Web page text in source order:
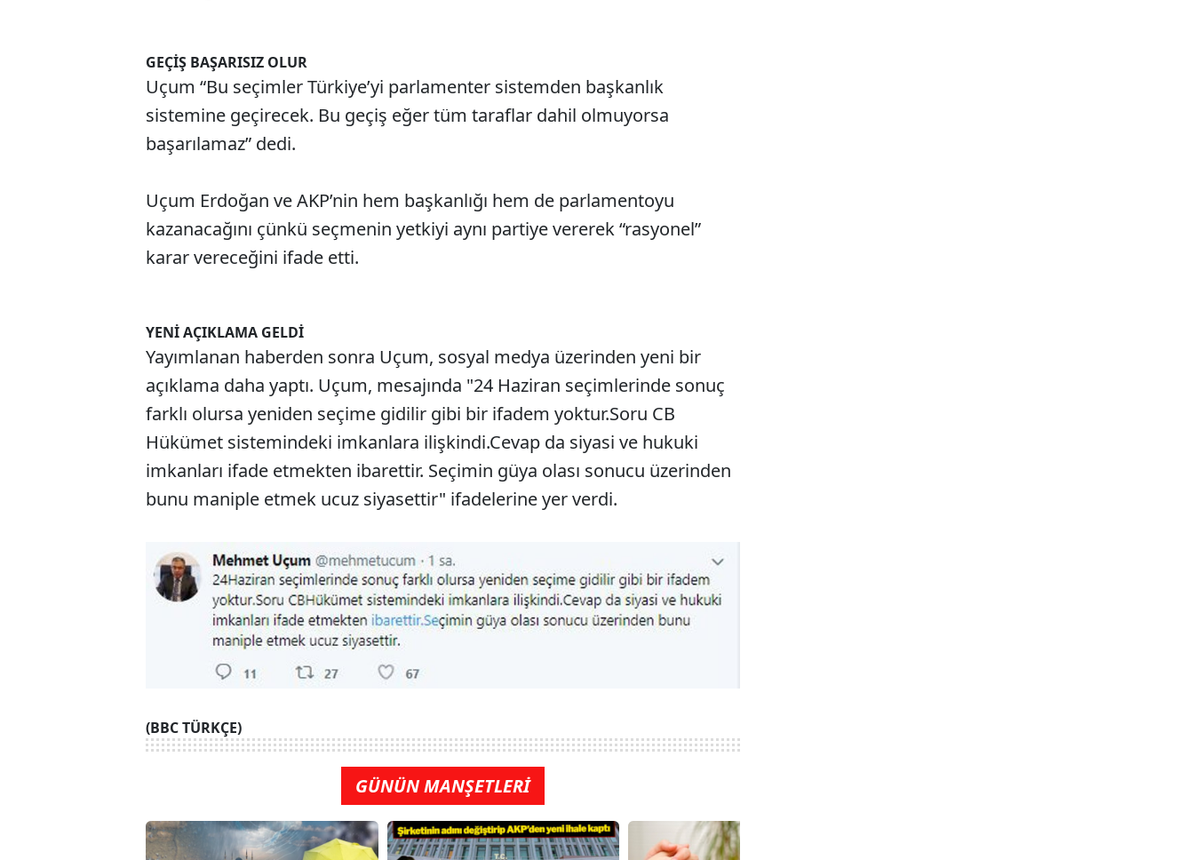
GEÇİŞ BAŞARISIZ OLUR
Uçum “Bu seçimler Türkiye’yi parlamenter sistemden başkanlık
sistemine geçirecek. Bu geçiş eğer tüm taraflar dahil olmuyorsa
başarılamaz” dedi.
Uçum Erdoğan ve AKP’nin hem başkanlığı hem de parlamentoyu
kazanacağını çünkü seçmenin yetkiyi aynı partiye vererek “rasyonel”
karar vereceğini ifade etti.
YENİ AÇIKLAMA GELDİ
Yayımlanan haberden sonra Uçum, sosyal medya üzerinden yeni bir
açıklama daha yaptı. Uçum, mesajında "24 Haziran seçimlerinde sonuç
farklı olursa yeniden seçime gidilir gibi bir ifadem yoktur.Soru CB
Hükümet sistemindeki imkanlara ilişkindi.Cevap da siyasi ve hukuki
imkanları ifade etmekten ibarettir. Seçimin güya olası sonucu üzerinden
bunu maniple etmek ucuz siyasettir" ifadelerine yer verdi.
(BBC TÜRKÇE)
GÜNÜN MANŞETLERİ